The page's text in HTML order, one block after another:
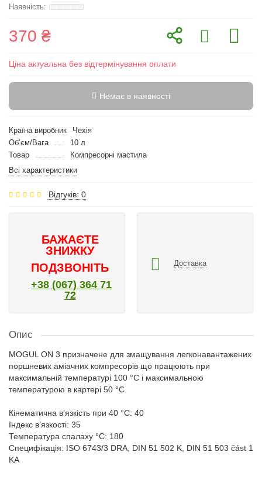
370 ₴
Ціна актуальна без відтермінування оплати
Немає в наявності
Країна виробник
Чехія
Об’єм/Вага
10 л
Товар
Компресорні мастила
Всі характеристики
Відгуків: 0
БАЖАЄТЕ
ЗНИЖКУ
ПОДЗВОНІТЬ
+38 (067) 364 71
72
Доставка
Опис
MOGUL ON 3 призначене для змащування легконавантажених
поршневих аміачних компресорів що працюють при
максимальній температурі 100 °С і максимальною
температурою в картері 50 °C.
Кінематична в’язкість при 40 °С: 40
Індекс в’язкості: 35
Температура спалаху °C: 180
Специфікація: ISO 6743/3 DRA, DIN 51 502 K, DIN 51 503 část 1
KA